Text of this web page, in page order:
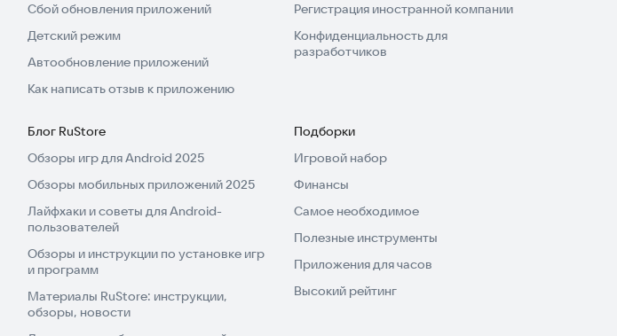
Сбой обновления приложений
Детский режим
Автообновление приложений
Как написать отзыв к приложению
Регистрация иностранной компании
Конфиденциальность для
разработчиков
Блог RuStore
Обзоры игр для Android 2025
Обзоры мобильных приложений 2025
Лайфхаки и советы для Android-
пользователей
Обзоры и инструкции по установке игр
и программ
Материалы RuStore: инструкции,
обзоры, новости
Подборки
Игровой набор
Финансы
Самое необходимое
Полезные инструменты
Приложения для часов
Высокий рейтинг